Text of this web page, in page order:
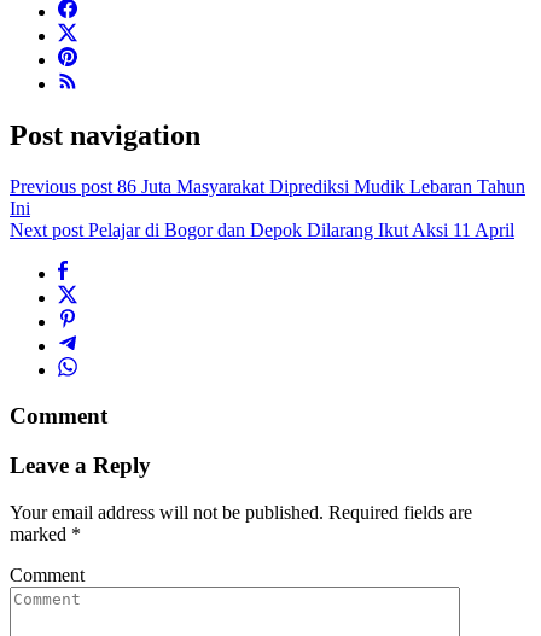
Post navigation
Previous post 86 Juta Masyarakat Diprediksi Mudik Lebaran Tahun
Ini
Next post Pelajar di Bogor dan Depok Dilarang Ikut Aksi 11 April
Comment
Leave a Reply
Your email address will not be published. Required fields are
marked *
Comment